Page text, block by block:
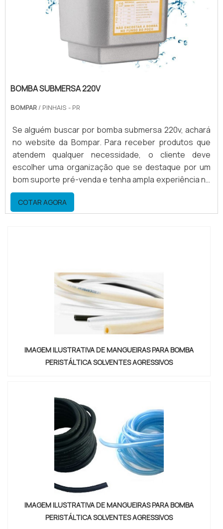
BOMBA SUBMERSA 220V
BOMPAR / PINHAIS - PR
Se alguém buscar por bomba submersa 220v, achará
no website da Bompar. Para receber produtos que
atendem qualquer necessidade, o cliente deve
escolher uma organização que se destaque por um
bom suporte pré-venda e tenha ampla experiência no
ramo.Quando o assunto é bomba submersa 220v, na
Bompar o cliente encontrará precisão e suporte
personalizado via WhatsApp.MAIS DETALHES
COTAR AGORA
IMAGEM ILUSTRATIVA DE MANGUEIRAS PARA BOMBA
PERISTÁLTICA SOLVENTES AGRESSIVOS
IMAGEM ILUSTRATIVA DE MANGUEIRAS PARA BOMBA
PERISTÁLTICA SOLVENTES AGRESSIVOS